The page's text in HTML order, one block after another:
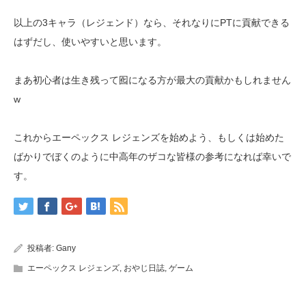
以上の3キャラ（レジェンド）なら、それなりにPTに貢献できる
はずだし、使いやすいと思います。
まあ初心者は生き残って囮になる方が最大の貢献かもしれません
w
これからエーペックス レジェンズを始めよう、もしくは始めた
ばかりでぼくのように中高年のザコな皆様の参考になれば幸いで
す。
投稿者: Gany
エーペックス レジェンズ, おやじ日誌, ゲーム